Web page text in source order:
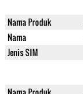
Nama Produk
Nama
Jenis SIM